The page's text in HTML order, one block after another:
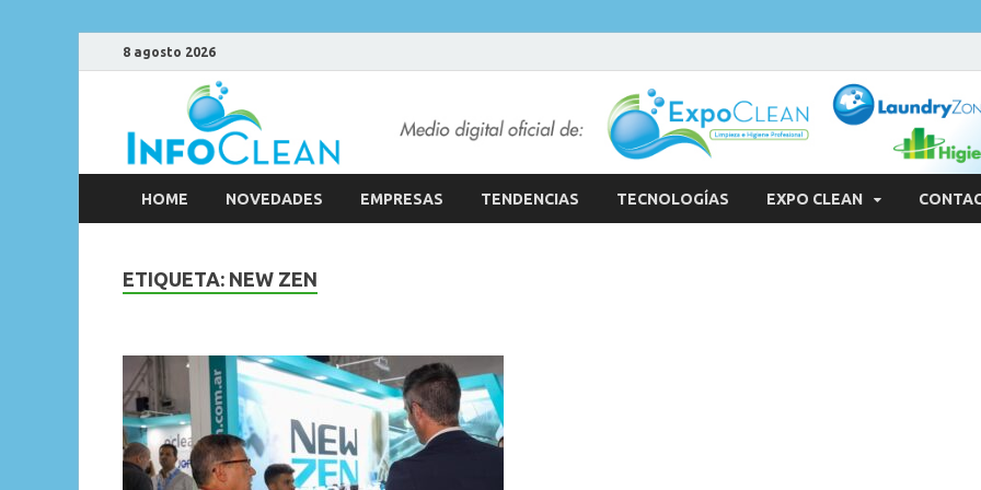
8 agosto 2026
HOME NOVEDADES EMPRESAS TENDENCIAS TECNOLOGÍAS EXPO CLEAN
ETIQUETA: NEW ZEN